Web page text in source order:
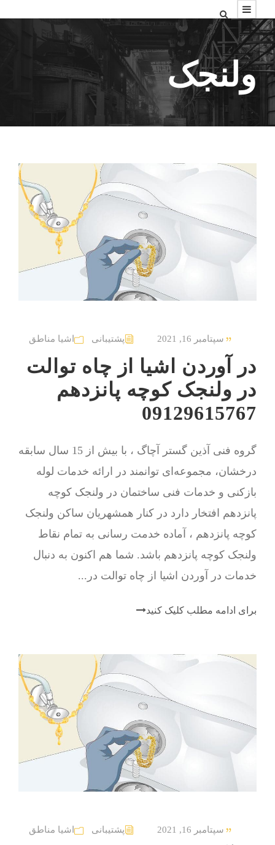
ولنجک
سپتامبر 16, 2021 پشتیبانی اشیا مناطق
در آوردن اشیا از چاه توالت
در ولنجک کوچه پانزدهم
09129615767
گروه فنی آذین گستر آچاگ ، با بیش از 15 سال سابقه
درخشان، مجموعه‌ای توانمند در ارائه خدمات لوله
بازکنی و خدمات فنی ساختمان در ولنجک کوچه
پانزدهم افتخار دارد در کنار همشهریان ساکن ولنجک
کوچه پانزدهم ، آماده خدمت رسانی به تمام نقاط
ولنجک کوچه پانزدهم باشد. شما هم اکنون به دنبال
خدمات در آوردن اشیا از چاه توالت در...
برای ادامه مطلب کلیک کنید
سپتامبر 16, 2021 پشتیبانی اشیا مناطق